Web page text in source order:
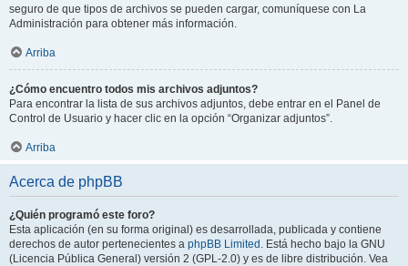
seguro de que tipos de archivos se pueden cargar, comuníquese con La
Administración para obtener más información.
Arriba
¿Cómo encuentro todos mis archivos adjuntos?
Para encontrar la lista de sus archivos adjuntos, debe entrar en el Panel de
Control de Usuario y hacer clic en la opción “Organizar adjuntos”.
Arriba
Acerca de phpBB
¿Quién programó este foro?
Esta aplicación (en su forma original) es desarrollada, publicada y contiene
derechos de autor pertenecientes a phpBB Limited . Está hecho bajo la GNU
(Licencia Pública General) versión 2 (GPL-2.0) y es de libre distribución. Vea